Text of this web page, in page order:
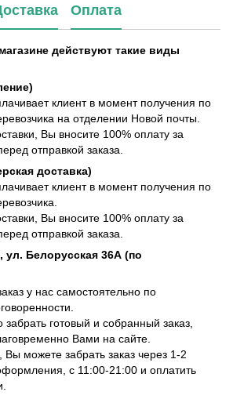
Оплата
действуют такие виды
клиент в момент получения по
на отделении Новой почты.
Вы вносите 100% оплату за
отправкой заказа.
доставка)
клиент в момент получения по
Вы вносите 100% оплату за
отправкой заказа.
Белорусская 36А (по
у нас самостоятельно по
готовый и собранный заказ,
Вами на сайте.
можете забрать заказ через 1-2
с 11:00-21:00 и оплатить